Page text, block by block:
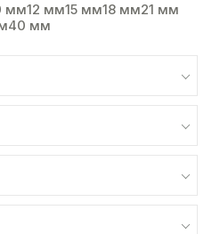
мм12 мм15 мм18 мм21 мм
40 мм